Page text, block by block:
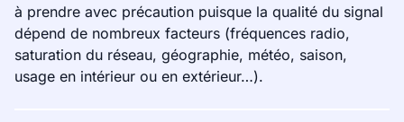
à prendre avec précaution puisque la qualité du signal
dépend de nombreux facteurs (fréquences radio,
saturation du réseau, géographie, météo, saison,
usage en intérieur ou en extérieur…).